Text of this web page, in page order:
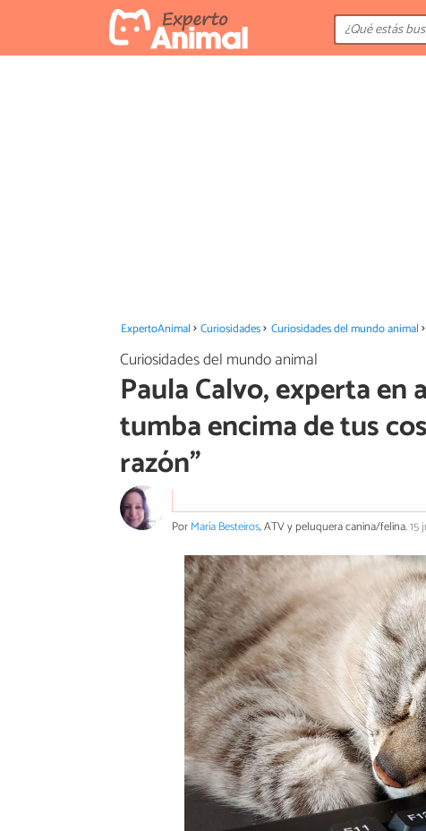
ExpertoAnimal Curiosidades Curiosidades del mundo animal
Curiosidades del mundo animal
Paula Calvo, experta
tumba encima de tus
razón”
PorMaría Besteiros, ATV y peluquera canina/felina.15